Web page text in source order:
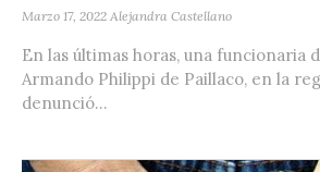
Marzo 17, 2022 Alejandra Castellano
En las últimas horas, una funcionaria
Armando Philippi de Paillaco, en la
denunció...